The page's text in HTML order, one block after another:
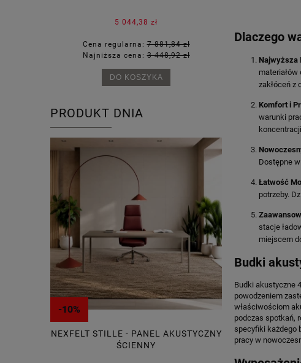
5 044,38 zł
Cena regularna:7 881,84 zł
Najniższa cena:3 448,92 zł
DO KOSZYKA
Cena
Najniższa
DO
PRODUKT DNIA
-10%
NEXFELT STILLE - PANEL AKUSTYCZNY
ŚCIENNY
-20%
Dlaczego
Najwyższa
zakłóceń z
Komfort i
warunki
Dostępne
Łatwość
potrzeby.
stacje
miejscem
Budki
Budki akustyczne
powodzeniem
właściwościom
podczas spotkań,
specyfiki każdego
pracy w